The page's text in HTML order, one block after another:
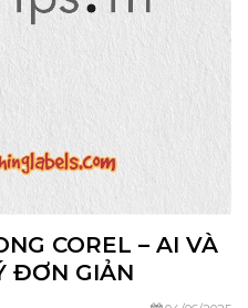
COREL – AI VÀ
ĐƠN GIẢN